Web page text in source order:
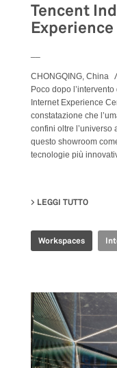
Tencent
CHONGQING, China
Poco dopo
Internet Experience
constatazione che
confini oltre l’universo
questo showroom
tecnologie più
LEGGI TUTTO
Workspaces